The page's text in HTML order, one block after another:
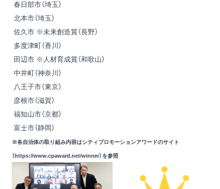
春日部市（埼玉）
北本市（埼玉）
佐久市 ※未来創造賞（長野）
多度津町（香川）
田辺市 ※人材育成賞（和歌山）
中井町（神奈川）
八王子市（東京）
彦根市（滋賀）
福知山市（京都）
富士市（静岡）
※各自治体の取り組み内容はシティプロモーションアワードのサイト
（ https://www.cpaward.net/winner）を参照